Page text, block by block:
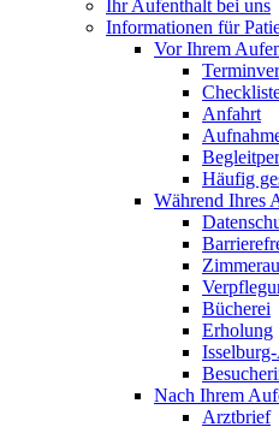
Ihr Aufenthalt bei uns
Informationen für
Vor Ihrem
Anfahrt
Häufig
Während Ihres
Bücherei
Erholung
Nach Ihrem
Arztbrief